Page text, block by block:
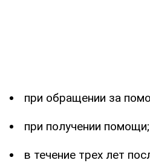
при обращении за
при получении помощи;
в течение трех лет